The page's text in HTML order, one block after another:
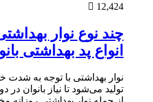
12,424
چند نوع نوار
انواع پد بهداشتی
نوار بهداشتی با توجه به
تولید می‌شود تا نیاز بانوان